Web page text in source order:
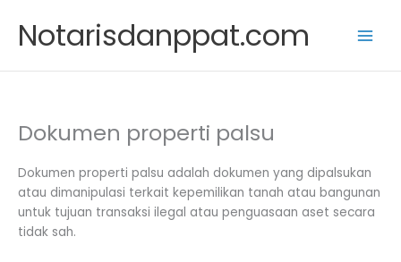
content
Notarisdanppat.com
Dokumen properti palsu
Dokumen properti palsu adalah dokumen yang dipalsukan
atau dimanipulasi terkait kepemilikan tanah atau bangunan
untuk tujuan transaksi ilegal atau penguasaan aset secara
tidak sah.